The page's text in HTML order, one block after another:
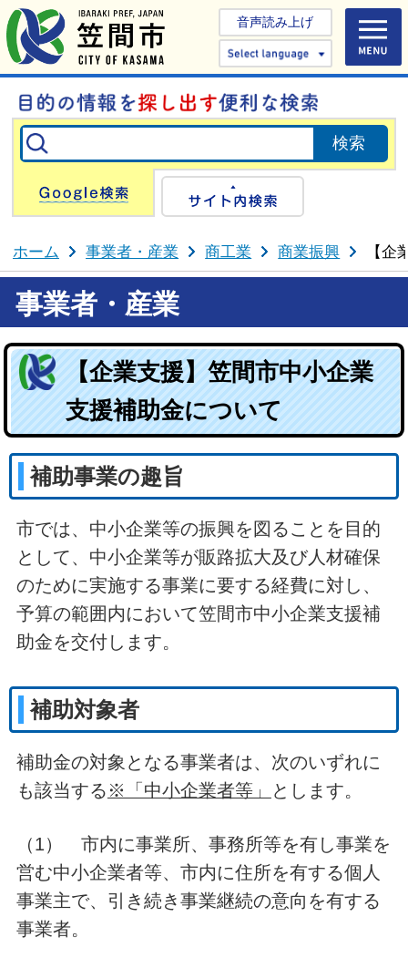
音声読み上げ
Select
Google検索
ホーム 事業者・産業 商工業 商業振興 【
事業者・産業
【企業支援】笠間市中小企業
支援補助金について
補助事業の趣旨
市では、中小企業等の振興を図ることを目的
として、中小企業等が販路拡大及び人材確保
のために実施する事業に要する経費に対し、
予算の範囲内において笠間市中小企業支援補
助金を交付します。
補助対象者
補助金の対象となる事業者は、次のいずれに
も該当する ※「中小企業者等」 とします。
（1） 市内に事業所、事務所等を有し事業を
営む中小企業者等、市内に住所を有する個人
事業主で、引き続き事業継続の意向を有する
事業者。